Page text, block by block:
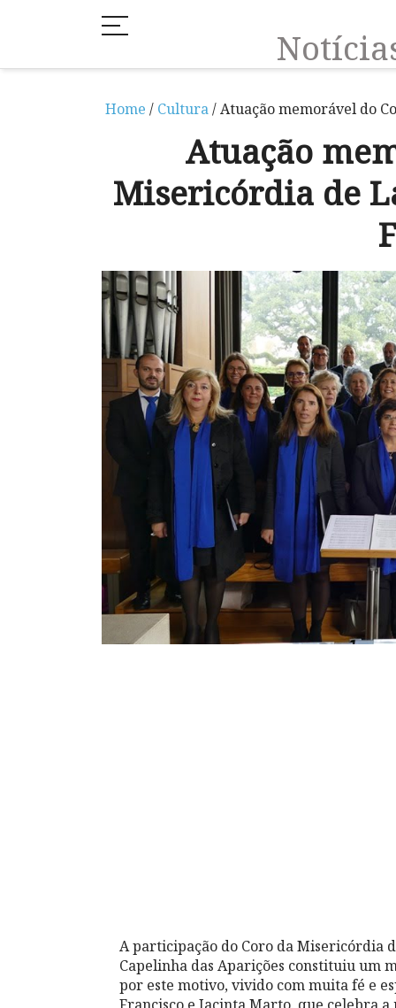
Home / Cultura/ Atuação memorável do
Atuação
Misericórdia de
A participação do Coro da Misericórdia
Capelinha das Aparições constituiu um
por este motivo, vivido com muita fé e